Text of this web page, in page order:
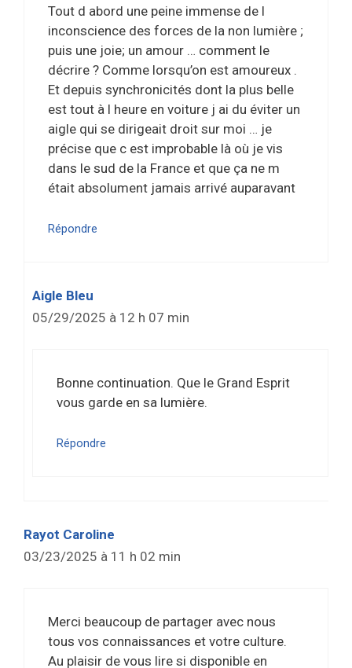
Tout d abord une peine immense de l
inconscience des forces de la non lumière ;
puis une joie; un amour … comment le
décrire ? Comme lorsqu’on est amoureux .
Et depuis synchronicités dont la plus belle
est tout à l heure en voiture j ai du éviter un
aigle qui se dirigeait droit sur moi … je
précise que c est improbable là où je vis
dans le sud de la France et que ça ne m
était absolument jamais arrivé auparavant
Répondre
Aigle Bleu
05/29/2025 à 12 h 07 min
Bonne continuation. Que le Grand Esprit
vous garde en sa lumière.
Répondre
Rayot Caroline
03/23/2025 à 11 h 02 min
Merci beaucoup de partager avec nous
tous vos connaissances et votre culture.
Au plaisir de vous lire si disponible en